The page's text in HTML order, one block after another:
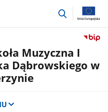
przejdź
Muzyczna I
Dąbrowskiego w